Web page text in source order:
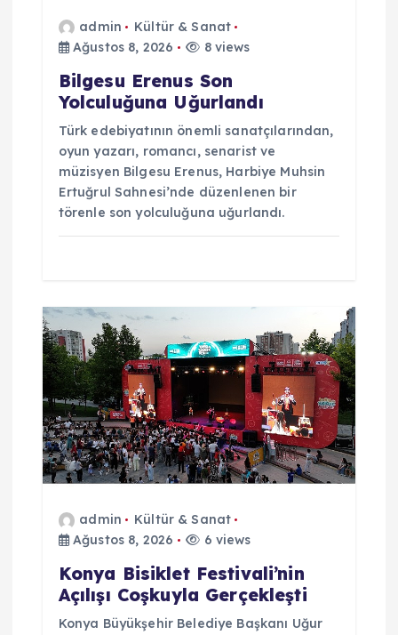
admin
Kültür & Sanat
Ağustos 8, 2026
8 views
Bilgesu Erenus Son
Yolculuğuna Uğurlandı
Türk edebiyatının önemli sanatçılarından,
oyun yazarı, romancı, senarist ve
müzisyen Bilgesu Erenus, Harbiye Muhsin
Ertuğrul Sahnesi’nde düzenlenen bir
törenle son yolculuğuna uğurlandı.
admin
Kültür & Sanat
Ağustos 8, 2026
6 views
Konya Bisiklet Festivali’nin
Açılışı Coşkuyla Gerçekleşti
Konya Büyükşehir Belediye Başkanı Uğur